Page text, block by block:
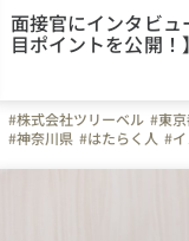
面接官にインタビ
目ポイントを公開！】
#株式会社ツリーベル #東
#神奈川県 #はたらく人 #
#転職者のリアルな声 #会